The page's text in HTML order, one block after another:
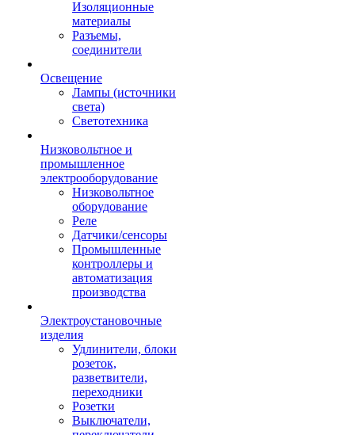
Изоляционные
материалы
Разъемы,
соединители
Освещение
Лампы (источники
света)
Светотехника
Низковольтное и
промышленное
электрооборудование
Низковольтное
оборудование
Реле
Датчики/сенсоры
Промышленные
контроллеры и
автоматизация
производства
Электроустановочные
изделия
Удлинители, блоки
розеток,
разветвители,
переходники
Розетки
Выключатели,